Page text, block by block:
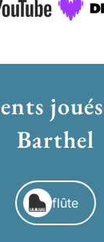
Barthel
flûte